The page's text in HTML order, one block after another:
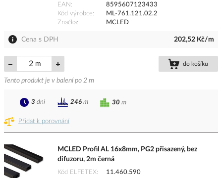
EAN
8595607123433
Kód výrobce
ML-761.121.02.2
Značka
MCLED
Cena s DPH 202,52 Kč/m
m do košíku
Tento produkt je v balení po 2 m
Přidat k porovnání
30 m
3 dní 246 m
MCLED Profil AL 16x8mm, PG2 přisazený, bez
difuzoru, 2m černá
Kód ELFETEX 11.460.590